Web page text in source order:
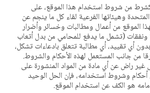
من شروط استخدام هذا الموقع، على
وهيئاتها الفرعية لقاء كل ما ينجم عن
الموقع من أعمال ومطالبات وخسائر وأضرار
ونفقات (تشمل ما يدفع للمحامي من بدل أتعاب
أي تقييد، أي مطالبة تتعلق بادعاءات تشكل،
من جانب المستعمل لهذه الأحكام والشروط.
غير راض عن أي مادة من المواد المنشورة على
أحكام وشروط استخدامه، فإن الحل الوحيد
هو الكف عن استخدام الموقع.